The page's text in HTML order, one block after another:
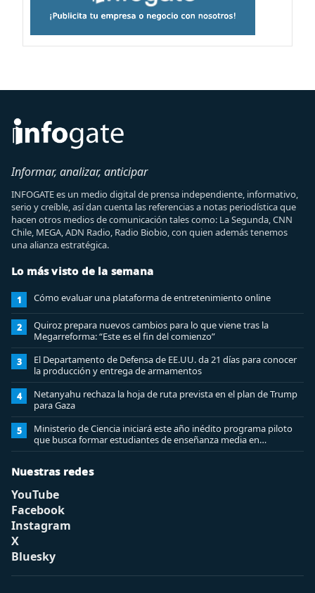
Informar, analizar, anticipar
INFOGATE es un medio digital de prensa independiente, informativo,
serio y creíble, así dan cuenta las referencias a notas periodística que
hacen otros medios de comunicación tales como: La Segunda, CNN
Chile, MEGA, ADN Radio, Radio Biobio, con quien además tenemos
una alianza estratégica.
Lo más visto de la semana
1 Cómo evaluar una plataforma de entretenimiento online
2
Quiroz prepara nuevos cambios para lo que viene tras la
Megarreforma: “Este es el fin del comienzo”
3
El Departamento de Defensa de EE.UU. da 21 días para conocer
la producción y entrega de armamentos
4
Netanyahu rechaza la hoja de ruta prevista en el plan de Trump
para Gaza
5
Ministerio de Ciencia iniciará este año inédito programa piloto
que busca formar estudiantes de enseñanza media en
ciberseguridad
Nuestras redes
YouTube
Facebook
Instagram
X
Bluesky